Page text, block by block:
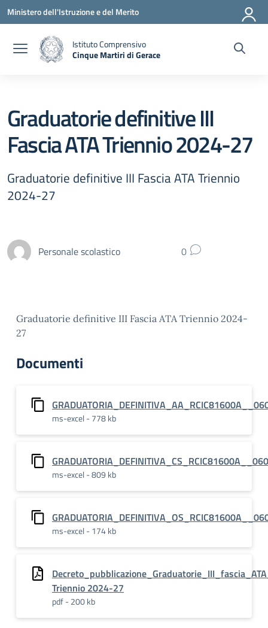
Vai ai contenuti
Vai al menu di navigazione
Vai al footer
Ministero dell'Istruzione e del Merito
Istituto Comprensivo
Cinque Martiri di Gerace
Graduatorie definitive III
Fascia ATA Triennio 2024-27
Graduatorie definitive III Fascia ATA Triennio
2024-27
Personale scolastico 0
Graduatorie definitive III Fascia ATA Triennio 2024-
27
Documenti
ms-excel - 778 kb
ms-excel - 809 kb
ms-excel - 174 kb
Triennio 2024-27
pdf - 200 kb